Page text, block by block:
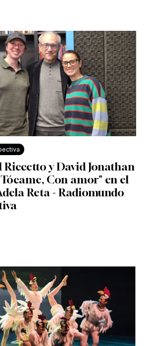
y David Jonathan
Con amor" en el
Reta - Radiomundo